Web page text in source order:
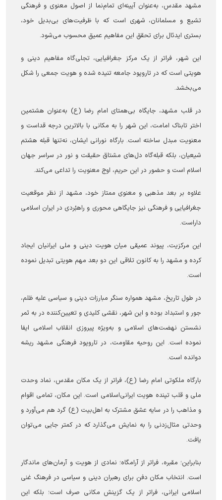
مشهد مقدس، به‌عنوان آیینه‌ای تمام‌نما از اصول معنوی و فرهنگی
تشیع و مسلمانان، شهری است که با ظرفیت‌های بی‌بدیل خود،
بستری ایدئال برای تحقق این مفاهیم عمیق محسوب می‌شود.
این شهر، فراتر از یک مرکز جغرافیایی، تجلی‌گاه مفاهیم دینی و
هویتی است که در تاروپود جامعه تنیده شده و هویت جمعی را شکل
می‌بخشد.
در قلب مشهد، جایگاه بی‌همتای امام رضا (ع) به‌عنوان هشتمین
اختر تابناک امامت، این شهر را به مکانی با بالاترین درجه قداست و
معنویت مبدل ساخته است. بارگاه نورانی ایشان، نه‌تنها قبله هشتم
شیعیان، بلکه قبله‌گاه دل‌های مشتاق حقیقت و نور در سراسر جهان
اسلام است و حضور در این حریم، اوج معنویت را تداعی می‌کند.
علاوه بر بعد مذهبی و معنوی ممتاز خود، مشهد از نظر موقعیت
جغرافیایی و فرهنگی نیز جایگاهی محوری و راهبُردی در ایران اسلامی
داراست.
این مرکزیت، پیوند عمیقی میان هویت دینی و ملی ایرانیان ایجاد
کرده و مشهد را به کانون تلاقی این دو بعد مهم هویتی تبدیل نموده
است.
در طول تاریخ، مشهد همواره سنگر مبارزات دینی و سیاسی علیه ظلم،
جور و استبداد بوده و این شهر، نقشی کلیدی و تعیین‌کننده در به ثمر
نشستن نهضت‌های اسلامی و به‌ویژه پیروزی انقلاب اسلامی ایفا
نموده است. این روحیه مقاومت، در تاروپود فرهنگی مشهد ریشه
دوانده است.
بارگاه ملکوتی امام رضا (ع)، فراتر از یک مکان مقدس، نماد وحدت
ملی و قلب تپنده هویت ایرانی‌اسلامی است. این مکان، تمامی اقوام
و مذاهب را در سایه عشق مشترک به اهل‌بیت (ع) گرد هم می‌آورد و
وحدتی مثال‌زدنی را به نمایش می‌گذارد که در کمتر جایی می‌توان
یافت.
بنابراین؛ مقبره، فراتر از آرامگاه؛ نمادی از هویت و آرمان‌های ماندگار
است. انتخاب مکان دفن برای رهبران دینی و سیاسی در فرهنگ غنی
اسلامی ایرانی، فراتر از یک گزینش مکانی صرف است؛ بلکه این